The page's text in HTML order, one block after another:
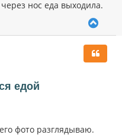
нос еда выходила.
у
едой
фото разглядываю.